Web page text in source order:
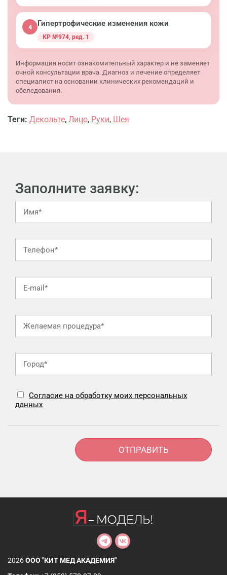
4 Гипертрофические изменения кожи
КР №974, ред. 1
Информация носит ознакомительный характер и не заменяет
очной консультации врача. Диагноз и лечение определяет
специалист на основании клинических рекомендаций и
обследования.
Теги: Декольте, Лицо, Руки, Шея
Заполните заявку:
Согласие на обработку моих персональных
данных
2026ООО "КИТ МЕД АКАДЕМИЯ"